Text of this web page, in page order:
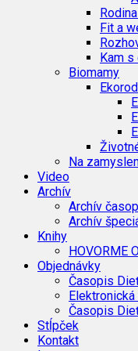
Fit a
Kam
Biomamy
Na
Video
Archív
Archív
Archív
Knihy
HOVORME
Objednávky
Časopis
Časopis
Stĺpček
Kontakt